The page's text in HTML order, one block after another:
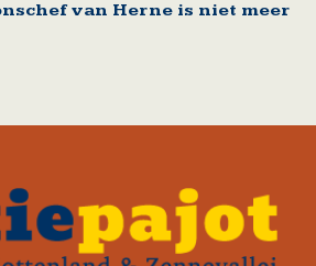
van Herne is niet meer